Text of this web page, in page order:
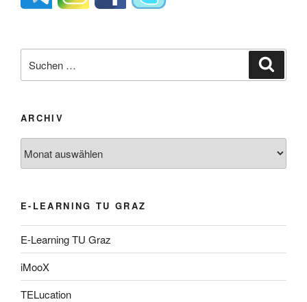
nach:
ARCHIV
E-LEARNING TU GRAZ
E-Learning TU Graz
iMooX
TELucation